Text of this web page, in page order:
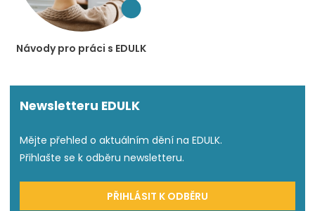
Návody pro práci s EDULK
Newsletteru EDULK
Mějte přehled o aktuálním dění na EDULK.
Přihlašte se k odběru newsletteru.
PŘIHLÁSIT K ODBĚRU